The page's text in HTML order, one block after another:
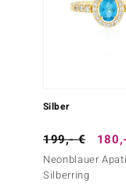
Silber
199,- €
Neonblauer
Silberring